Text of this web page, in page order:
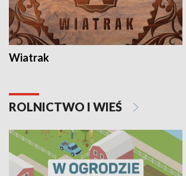
Wiatrak
ROLNICTWO I WIEŚ